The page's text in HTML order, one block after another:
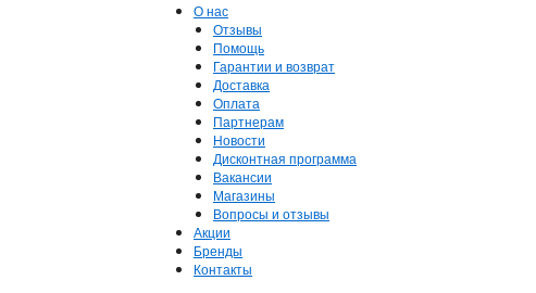
О нас
Отзывы
Помощь
Гарантии и возврат
Доставка
Оплата
Партнерам
Новости
Дисконтная программа
Вакансии
Магазины
Вопросы и отзывы
Акции
Бренды
Контакты